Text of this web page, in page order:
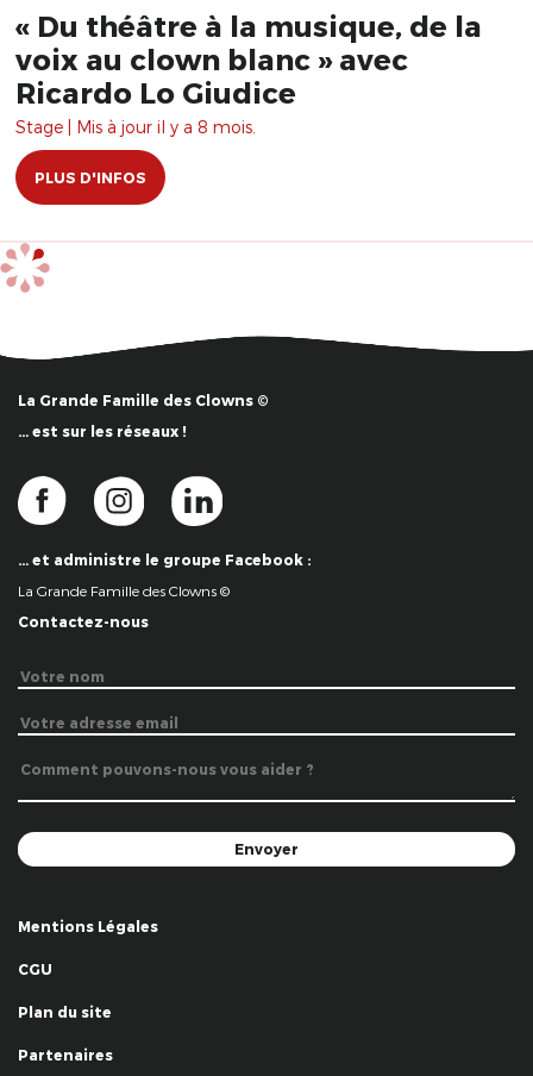
« Du théâtre à la musique, de la
voix au clown blanc » avec
Ricardo Lo Giudice
Stage | Mis à jour il y a 8 mois.
PLUS D'INFOS
La Grande Famille des Clowns ©
… est sur les réseaux !
… et administre le groupe Facebook :
La Grande Famille des Clowns ©
Contactez-nous
Mentions Légales
CGU
Plan du site
Partenaires